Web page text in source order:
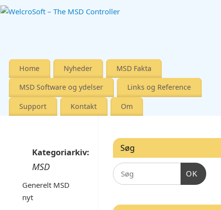
Home Nyheder MSD Fakta
MSD Software og ydelser Links og Reference
Support Kontakt Om
Kategoriarkiv:
MSD
Generelt MSD
nyt
Søg
OK